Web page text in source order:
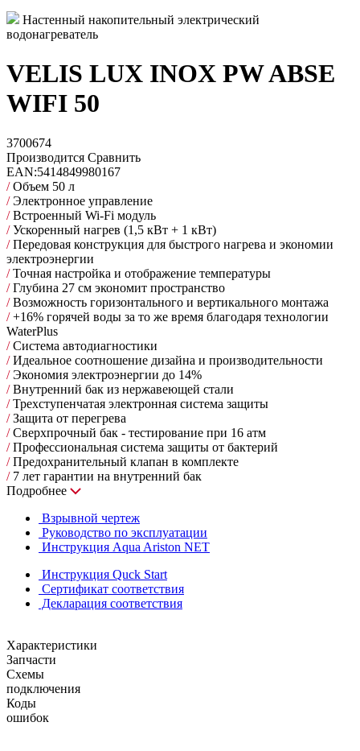
Настенный накопительный электрический
водонагреватель
VELIS LUX INOX PW ABSE
WIFI 50
3700674
Производится Сравнить
EAN:5414849980167
/Объем 50 л
/Электронное управление
/Встроенный Wi-Fi модуль
/Ускоренный нагрев (1,5 кВт + 1 кВт)
/Передовая конструкция для быстрого нагрева и экономии
электроэнергии
/Точная настройка и отображение температуры
/Глубина 27 см экономит пространство
/Возможность горизонтального и вертикального монтажа
/+16% горячей воды за то же время благодаря технологии
WaterPlus
/Cистема автодиагностики
/Идеальное соотношение дизайна и производительности
/Экономия электроэнергии до 14%
/Внутренний бак из нержавеющей стали
/Трехступенчатая электронная система защиты
/Защита от перегрева
/Сверхпрочный бак - тестирование при 16 атм
/Профессиональная система защиты от бактерий
/Предохранительный клапан в комплекте
/7 лет гарантии на внутренний бак
Подробнее
Взрывной чертеж
Руководство по эксплуатации
Инструкция Aqua Ariston NET
Инструкция Quck Start
Сертификат соответствия
Декларация соответствия
Характеристики
Запчасти
Схемы
подключения
Коды
ошибок